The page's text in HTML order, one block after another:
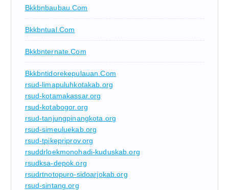
Bkkbnbaubau.com
Bkkbntual.com
Bkkbnternate.com
Bkkbntidorekepulauan.com
rsud-limapuluhkotakab.org
rsud-kotamakassar.org
rsud-kotabogor.org
rsud-tanjungpinangkota.org
rsud-simeuluekab.org
rsud-tpikepriprov.org
rsuddrloekmonohadi-kuduskab.org
rsudksa-depok.org
rsudrtnotopuro-sidoarjokab.org
rsud-sintang.org